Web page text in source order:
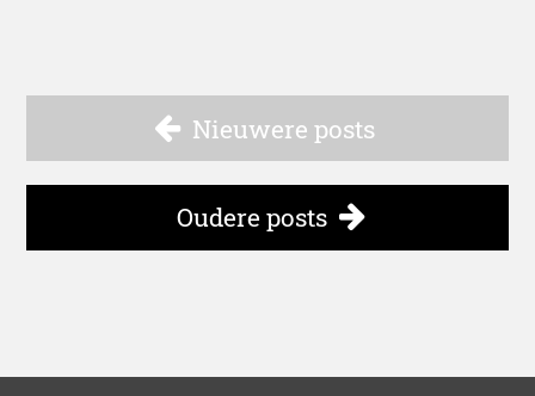
Nieuwere posts
Oudere posts